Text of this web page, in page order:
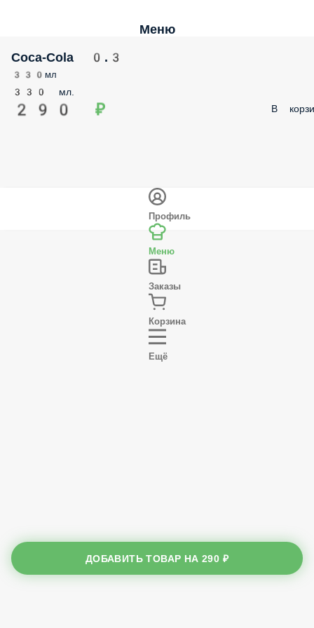
Меню
Coca-Cola 0.3
330мл
330 мл.
290 ₽ В
ДОБАВИТЬ ТОВАР НА290 ₽
Профиль
Меню
Заказы
Корзина
Ещё